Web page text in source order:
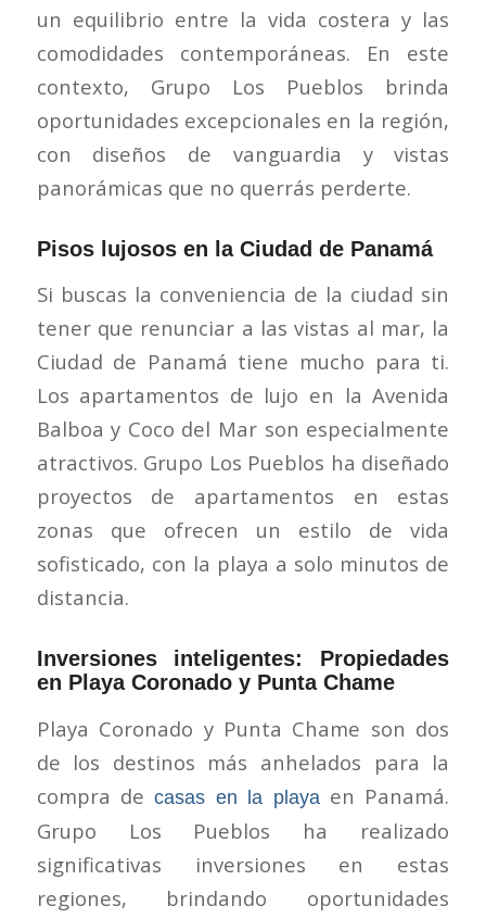
un equilibrio entre la vida costera y las
comodidades contemporáneas. En este
contexto, Grupo Los Pueblos brinda
oportunidades excepcionales en la región,
con diseños de vanguardia y vistas
panorámicas que no querrás perderte.
Pisos lujosos en la Ciudad de Panamá
Si buscas la conveniencia de la ciudad sin
tener que renunciar a las vistas al mar, la
Ciudad de Panamá tiene mucho para ti.
Los apartamentos de lujo en la Avenida
Balboa y Coco del Mar son especialmente
atractivos. Grupo Los Pueblos ha diseñado
proyectos de apartamentos en estas
zonas que ofrecen un estilo de vida
sofisticado, con la playa a solo minutos de
distancia.
Inversiones inteligentes: Propiedades
en Playa Coronado y Punta Chame
Playa Coronado y Punta Chame son dos
de los destinos más anhelados para la
compra decasas en la playaen Panamá.
Grupo Los Pueblos ha realizado
significativas inversiones en estas
regiones, brindando oportunidades